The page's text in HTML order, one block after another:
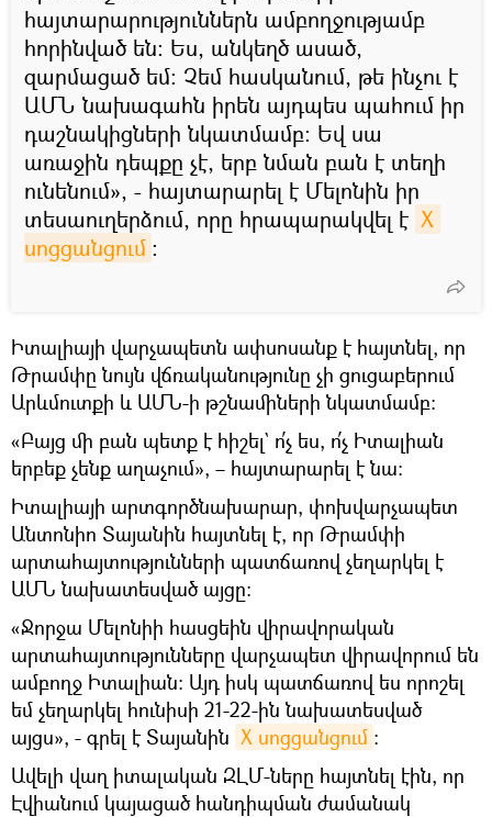
հայտարարություններն ամբողջությամբ
հորինված են։ Ես, անկեղծ ասած,
զարմացած եմ: Չեմ հասկանում, թե ինչու է
ԱՄՆ նախագահն իրեն այդպես պահում իր
դաշնակիցների նկատմամբ։ Եվ սա
առաջին դեպքը չէ, երբ նման բան է տեղի
ունենում», - հայտարարել է Մելոնին իր
տեսաուղերձում, որը հրապարակվել է X
սոցցանցում ։
Իտալիայի վարչապետն ափսոսանք է հայտնել, որ
Թրամփը նույն վճռականությունը չի ցուցաբերում
Արևմուտքի և ԱՄՆ-ի թշնամիների նկատմամբ:
«Բայց մի բան պետք է հիշել` ո՛չ ես, ո՛չ Իտալիան
երբեք չենք աղաչում», – հայտարարել է նա:
Իտալիայի արտգործնախարար, փոխվարչապետ
Անտոնիո Տայանին հայտնել է, որ Թրամփի
արտահայտությունների պատճառով չեղարկել է
ԱՄՆ նախատեսված այցը։
«Ջորջա Մելոնիի հասցեին վիրավորական
արտահայտությունները վարչապետ վիրավորում են
ամբողջ Իտալիան: Այդ իսկ պատճառով ես որոշել
եմ չեղարկել հունիսի 21-22-ին նախատեսված
այցս», - գրել է Տայանին X սոցցանցում ։
Ավելի վաղ իտալական ԶԼՄ-ները հայտնել էին, որ
Էվիանում կայացած հանդիպման ժամանակ